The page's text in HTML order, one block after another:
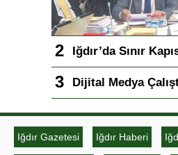
Iğdır’da Sınır
Dijital Medya
Iğdır Gazetesi Iğdır Haberi